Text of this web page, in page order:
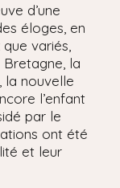
d’une
éloges, en
variés,
Bretagne, la
la nouvelle
l’enfant
par le
ont été
et leur